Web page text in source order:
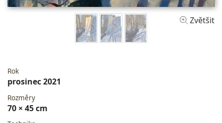
Zvětšit
Rok
prosinec 2021
Rozměry
70 × 45 cm